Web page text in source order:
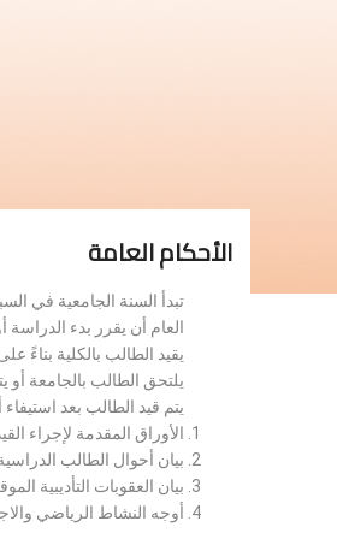
الأحكام العامة
تبدأ السنة الجامعية في
العام أن يقرر بدء الدراسة
يقيد الطالب بالكلية
يلتحق الطالب بالجامعة
يتم قيد الطالب بعد
الأوراق المقدمة لإجراء
بيان أحوال الطالب الدراسية
بيان العقوبات التأديبية
أوجه النشاط الرياضي